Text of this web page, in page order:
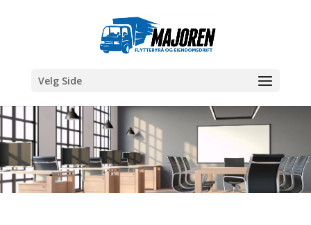
Velg Side